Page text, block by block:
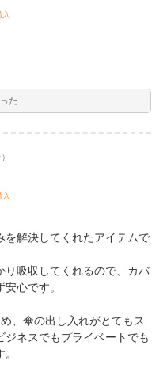
た
を解決してくれたアイテムで
り吸収してくれるので、カバ
心です。
、傘の出し入れがとてもス
ネスでもプライベートでも